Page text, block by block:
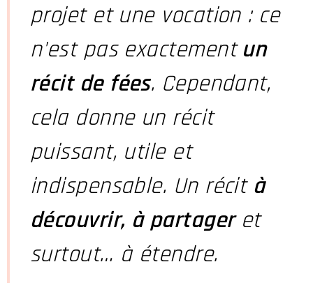
projet et une vocation : ce
n'est pas exactementun
récit de fées. Cependant,
cela donne un récit
puissant, utile et
indispensable. Un récit à
découvrir, à partageret
surtout… à étendre.